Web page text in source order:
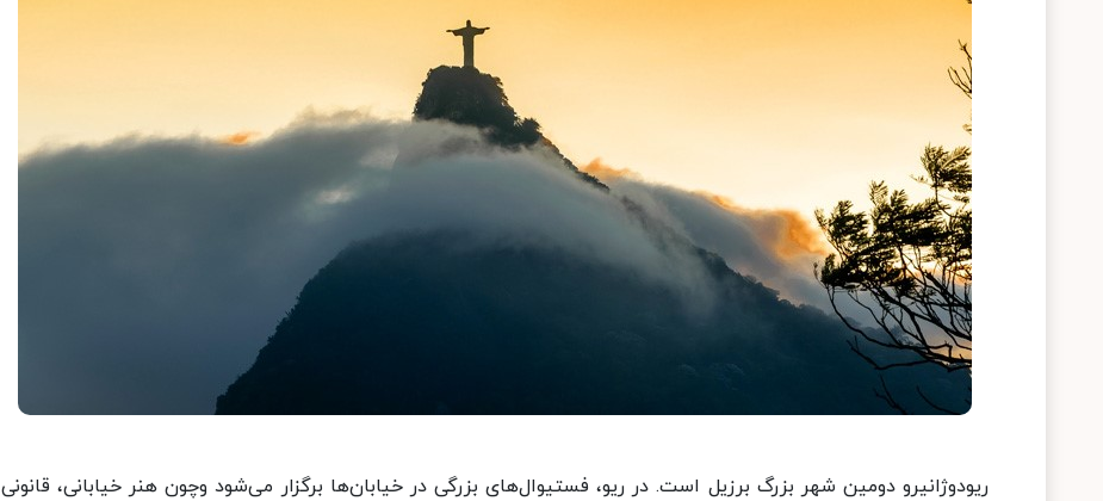
ریودوژانیرو دومین شهر بزرگ برزیل است. در ریو، فستیوال‌های بزرگی در خیابان‌ها برگزار می‌شود وچون هنر خیابانی، قانونی